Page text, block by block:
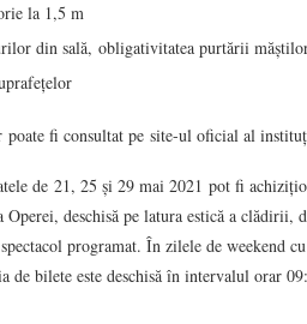
la 1,5 m
din sală, obligativitatea purtării
poate fi consultat pe site-ul oficial al
de 21, 25 și 29 mai 2021 pot fi
deschisă pe latura estică a
programat. În zilele de weekend
de bilete este deschisă în intervalul orar